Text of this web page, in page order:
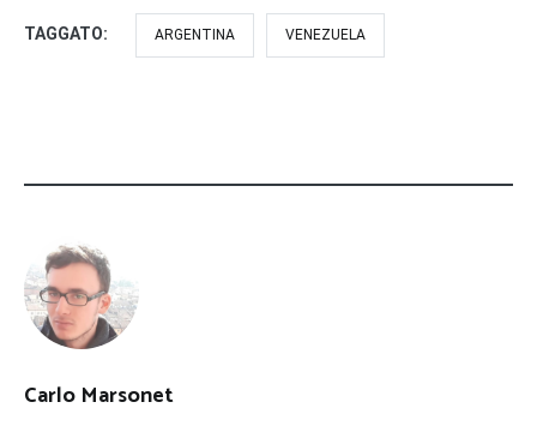
TAGGATO: ARGENTINA VENEZUELA
Carlo Marsonet